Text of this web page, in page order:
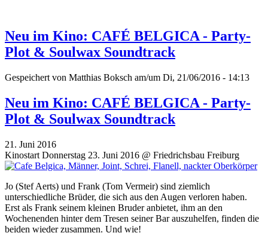
Neu im Kino: CAFÉ BELGICA - Party-
Plot & Soulwax Soundtrack
Gespeichert von Matthias Boksch am/um Di, 21/06/2016 - 14:13
Neu im Kino: CAFÉ BELGICA - Party-
Plot & Soulwax Soundtrack
21. Juni 2016
Kinostart Donnerstag 23. Juni 2016 @ Friedrichsbau Freiburg
Jo (Stef Aerts) und Frank (Tom Vermeir) sind ziemlich
unterschiedliche Brüder, die sich aus den Augen verloren haben.
Erst als Frank seinem kleinen Bruder anbietet, ihm an den
Wochenenden hinter dem Tresen seiner Bar auszuhelfen, finden die
beiden wieder zusammen. Und wie!